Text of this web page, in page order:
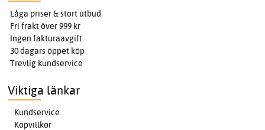
Låga priser & stort utbud
Fri frakt över 999 kr
Ingen fakturaavgift
30 dagars öppet köp
Trevlig kundservice
Viktiga länkar
Kundservice
Köpvillkor